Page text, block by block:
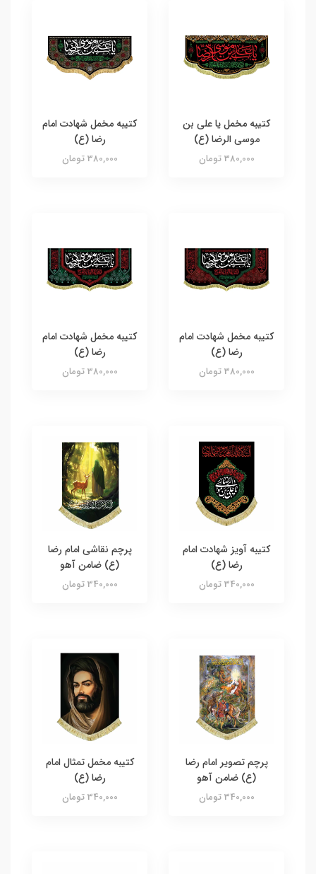
کتیبه مخمل یا علی بن
موسی الرضا (ع)
380,000 تومان
کتیبه مخمل شهادت امام
رضا (ع)
380,000 تومان
کتیبه مخمل شهادت امام
رضا (ع)
380,000 تومان
کتیبه مخمل شهادت امام
رضا (ع)
380,000 تومان
کتیبه آویز شهادت امام
رضا (ع)
340,000 تومان
پرچم نقاشی امام رضا
(ع) ضامن آهو
340,000 تومان
پرچم تصویر امام رضا
(ع) ضامن آهو
340,000 تومان
کتیبه مخمل تمثال امام
رضا (ع)
340,000 تومان